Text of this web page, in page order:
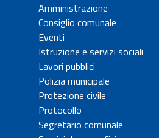
Amministrazione
Consiglio comunale
Eventi
Istruzione e servizi sociali
Lavori pubblici
Polizia municipale
Protezione civile
Protocollo
Segretario comunale